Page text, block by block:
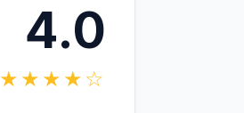
4.0
★★★★☆